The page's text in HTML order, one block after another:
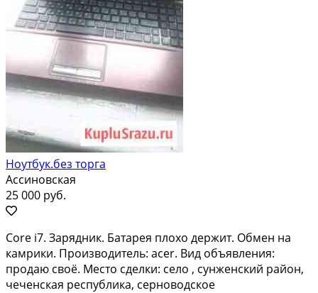
Ноутбук.без торга
Ассиновская
25 000 руб.
Core i7. Зарядник. Батарея плохо держит. Обмен на
камрики. Производитель: acer. Вид объявления:
продаю своё. Место сделки: село , сунженский район,
чеченская республика, серноводское